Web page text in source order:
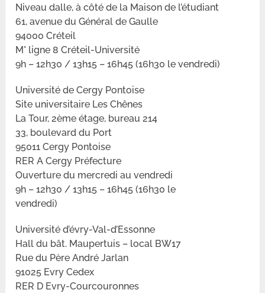
Niveau dalle, à côté de la Maison de l’étudiant
61, avenue du Général de Gaulle
94000 Créteil
M° ligne 8 Créteil-Université
9h – 12h30 / 13h15 – 16h45 (16h30 le vendredi)
Université de Cergy Pontoise
Site universitaire Les Chênes
La Tour, 2ème étage, bureau 214
33, boulevard du Port
95011 Cergy Pontoise
RER A Cergy Préfecture
Ouverture du mercredi au vendredi
9h – 12h30 / 13h15 – 16h45 (16h30 le
vendredi)
Université d’évry-Val-d’Essonne
Hall du bât. Maupertuis – local BW17
Rue du Père André Jarlan
91025 Evry Cedex
RER D Evry-Courcouronnes